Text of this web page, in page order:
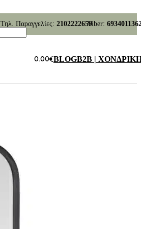
Τηλ. Παραγγελίες: 2102222659Viber:
0.00€BLOGB2B |